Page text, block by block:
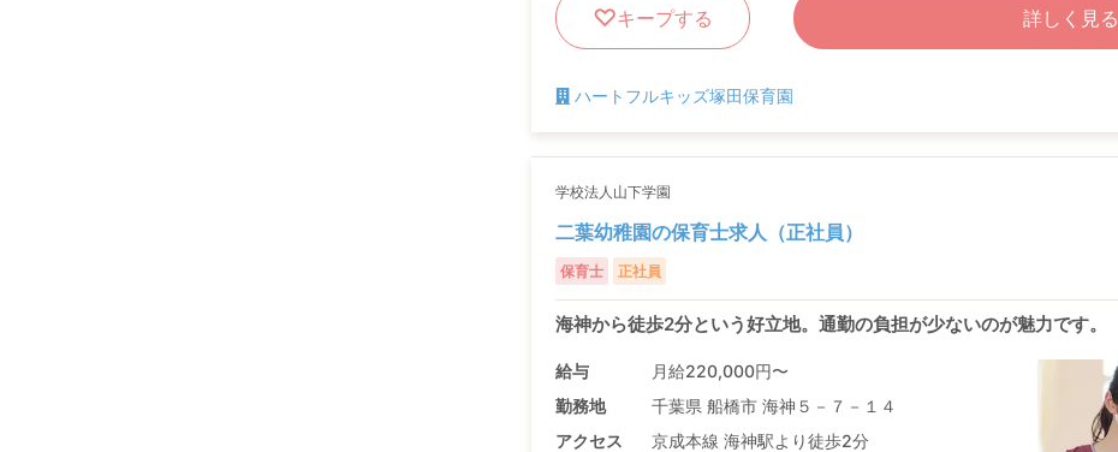
キープする 詳しく見る
ハートフルキッズ塚田保育園
学校法人山下学園
二葉幼稚園の保育士求人（正社員）
保育士 正社員
海神から徒歩2分という好立地。通勤の負担が少ないのが魅力です。
給与
月給220,000円〜
勤務地
千葉県 船橋市 海神５－７－１４
アクセス
京成本線 海神駅より徒歩2分